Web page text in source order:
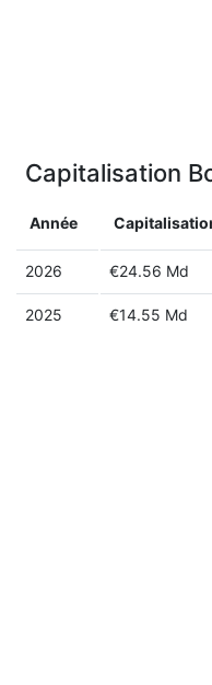
Capitalisation
Année
2026 €24.56 Md
2025 €14.55 Md